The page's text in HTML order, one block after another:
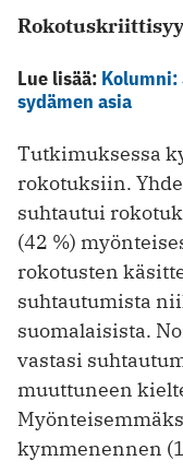
Lue lisää: Kolumni:
sydämen asia
Tutkimuksessa
rokotuksiin.
suhtautui
(42 %)
rokotusten
suhtautumista
suomalaisista.
vastasi
muuttuneen
kymmenennen